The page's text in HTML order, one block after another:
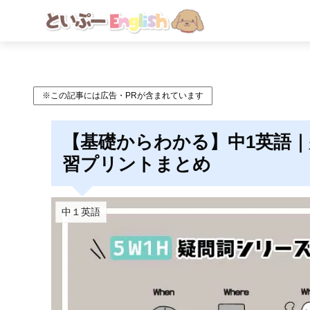
※この記事には広告・PRが含まれています
【基礎からわかる】中1英語
習プリントまとめ
中１英語